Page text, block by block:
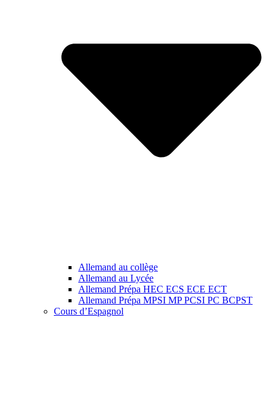
Allemand au collège
Allemand au Lycée
Allemand Prépa HEC ECS ECE ECT
Allemand Prépa MPSI MP PCSI PC BCPST
Cours d’Espagnol